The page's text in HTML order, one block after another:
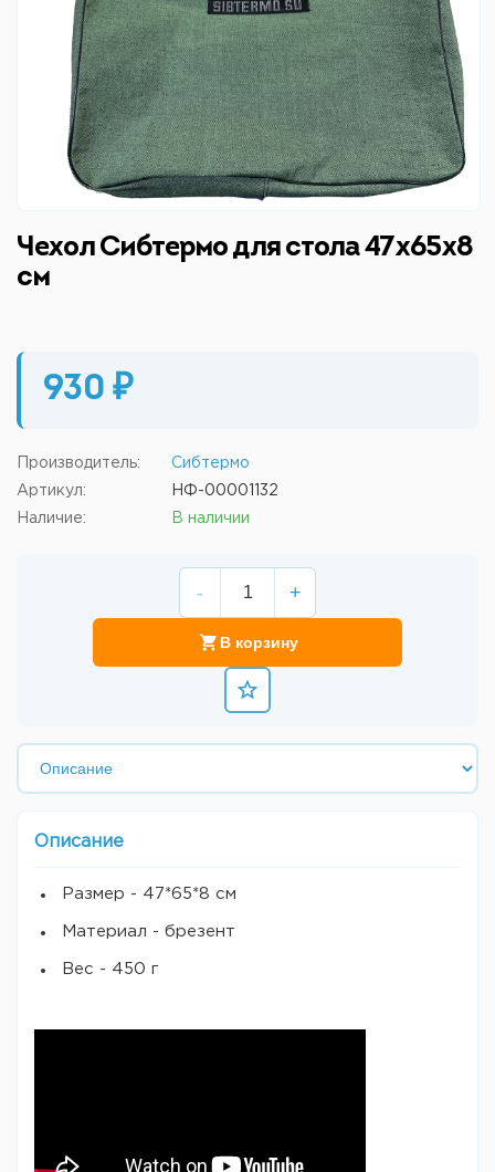
Чехол Сибтермо для стола 47х65х8
см
930 ₽
Производитель: Сибтермо
Артикул: НФ-00001132
Наличие: В наличии
- +
В корзину
Описание
Размер - 47*65*8 см
Материал - брезент
Вес - 450 г